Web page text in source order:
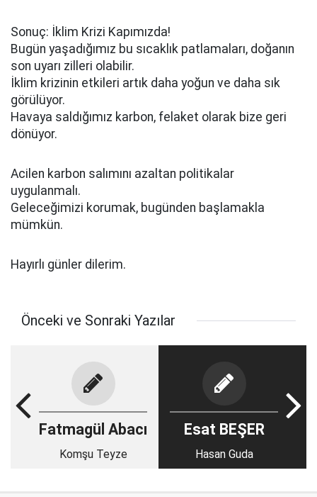
Sonuç: İklim Krizi Kapımızda!
Bugün yaşadığımız bu sıcaklık patlamaları, doğanın
son uyarı zilleri olabilir.
İklim krizinin etkileri artık daha yoğun ve daha sık
görülüyor.
Havaya saldığımız karbon, felaket olarak bize geri
dönüyor.
Acilen karbon salımını azaltan politikalar
uygulanmalı.
Geleceğimizi korumak, bugünden başlamakla
mümkün.
Hayırlı günler dilerim.
Önceki ve Sonraki Yazılar
Fatmagül Abacı
Komşu Teyze
Esat BEŞER
Hasan Guda